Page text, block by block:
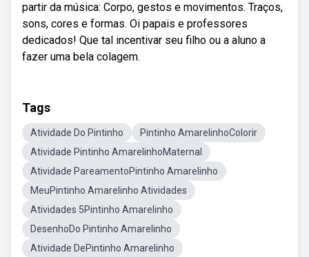
partir da música: Corpo, gestos e movimentos. Traços,
sons, cores e formas. Oi papais e professores
dedicados! Que tal incentivar seu filho ou a aluno a
fazer uma bela colagem.
Tags
Atividade Do Pintinho
Pintinho AmarelinhoColorir
Atividade Pintinho AmarelinhoMaternal
Atividade PareamentoPintinho Amarelinho
MeuPintinho Amarelinho Atividades
Atividades 5Pintinho Amarelinho
DesenhoDo Pintinho Amarelinho
Atividade DePintinho Amarelinho